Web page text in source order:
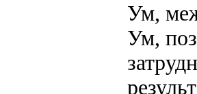
Ум,
Ум,